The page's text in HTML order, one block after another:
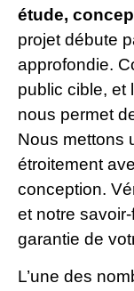
étude,
projet débute
approfondie.
public cible, et
nous permet
Nous mettons
étroitement
conception.
et notre
garantie de
L’une des